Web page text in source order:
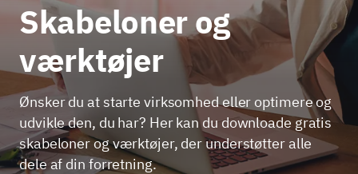
Skabeloner og
værktøjer
Ønsker du at starte virksomhed eller optimere og
udvikle den, du har? Her kan du downloade gratis
skabeloner og værktøjer, der understøtter alle
dele af din forretning.